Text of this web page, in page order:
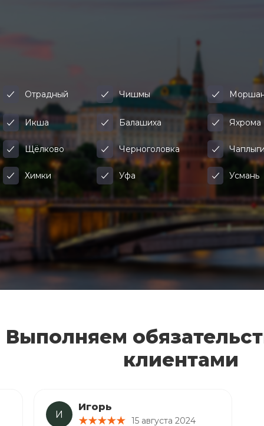
Отрадный Чишмы
Икша Балашиха Яхрома
Щёлково Черноголовка
Химки Уфа Усмань
Выполняем
клиентами
И
Игорь
15 августа 2024